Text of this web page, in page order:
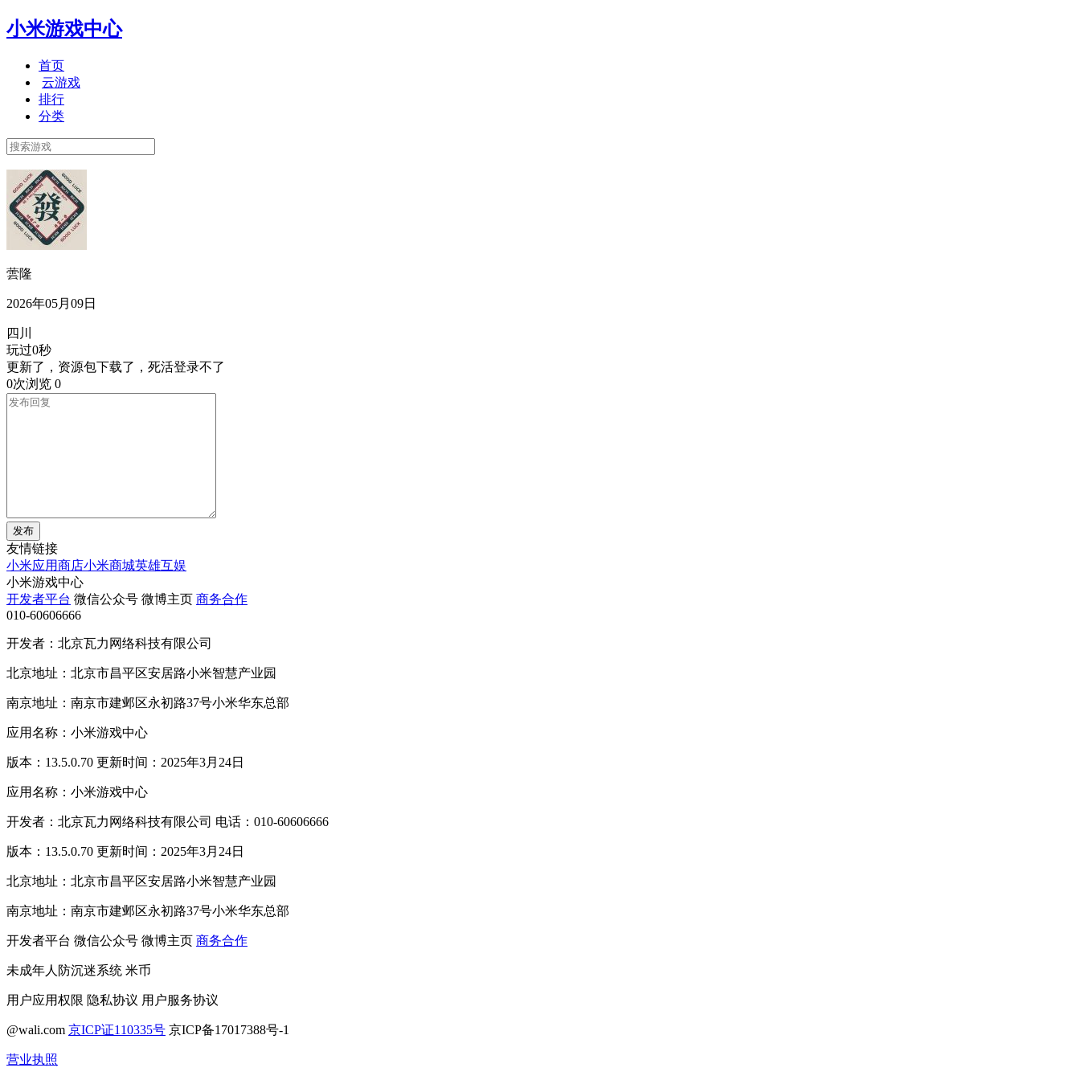
小米游戏中心
首页
云游戏
排行
分类
蕓隆
2026年05月09日
四川
玩过0秒
更新了，资源包下载了，死活登录不了
0次浏览 0
发布
友情链接
小米应用商店小米商城英雄互娱
小米游戏中心
开发者平台 微信公众号 微博主页 商务合作
010-60606666
开发者：北京瓦力网络科技有限公司
北京地址：北京市昌平区安居路小米智慧产业园
南京地址：南京市建邺区永初路37号小米华东总部
应用名称：小米游戏中心
版本：13.5.0.70 更新时间：2025年3月24日
应用名称：小米游戏中心
开发者：北京瓦力网络科技有限公司 电话：010-60606666
版本：13.5.0.70 更新时间：2025年3月24日
北京地址：北京市昌平区安居路小米智慧产业园
南京地址：南京市建邺区永初路37号小米华东总部
开发者平台 微信公众号 微博主页 商务合作
未成年人防沉迷系统 米币
用户应用权限 隐私协议 用户服务协议
@wali.com 京ICP证110335号 京ICP备17017388号-1
营业执照